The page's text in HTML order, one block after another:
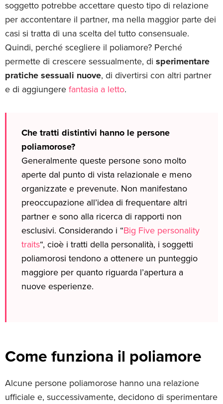
soggetto potrebbe accettare questo tipo di relazione
per accontentare il partner, ma nella maggior parte dei
casi si tratta di una scelta del tutto consensuale.
Quindi, perché scegliere il poliamore? Perché
permette di crescere sessualmente, di sperimentare
pratiche sessuali nuove, di divertirsi con altri partner
e di aggiungere fantasia a letto.
Che tratti distintivi hanno le persone
poliamorose?
Generalmente queste persone sono molto
aperte dal punto di vista relazionale e meno
organizzate e prevenute. Non manifestano
preoccupazione all’idea di frequentare altri
partner e sono alla ricerca di rapporti non
esclusivi. Considerando i “Big Five personality
traits“, cioè i tratti della personalità, i soggetti
poliamorosi tendono a ottenere un punteggio
maggiore per quanto riguarda l’apertura a
nuove esperienze.
Come funziona il poliamore
Alcune persone poliamorose hanno una relazione
ufficiale e, successivamente, decidono di sperimentare